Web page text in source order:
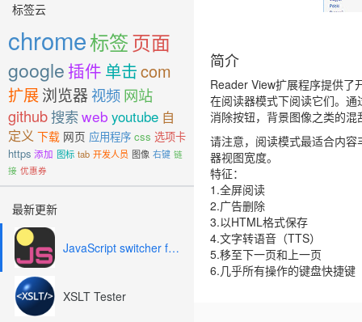
标签云
chrome标签页面
google 插件 单击com
扩展浏览器 视频网站
github搜索web youtube 自
定义 下载 网页 应用程序 css 选项卡
https 添加 图标 tab 开发人员 图像 右键 链
接 优惠券
最新更新
JavaScript switcher for SEO and development
XSLT Tester
简介
Reader View扩展程序提供了
在阅读器模式下阅读它们。
消除按钮，背景图像之类的
请注意，阅读模式最适合内
器视图宽度。
特征：
1.全屏阅读
2.广告删除
3.以HTML格式保存
4.文字转语音（TTS）
5.移至下一页和上一页
6.几乎所有操作的键盘快捷键